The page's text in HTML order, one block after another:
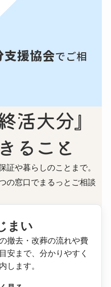
支援協会でご相
活大分』
る​こと
証や暮らしのことまで。
の窓口でまるっとご相談
まい
撤去・改葬の流れや費
安まで、分かりやすく
します。